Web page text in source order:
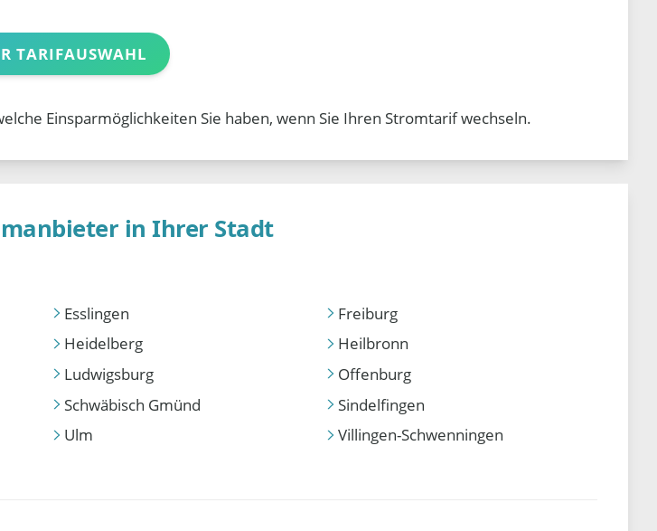
TARIFAUSWAHL
Einsparmöglichkeiten Sie haben, wenn Sie Ihren Stromtarif wechseln.
in Ihrer Stadt
Esslingen
Freiburg
Heidelberg
Heilbronn
Ludwigsburg
Offenburg
Schwäbisch Gmünd
Sindelfingen
Ulm
Villingen-Schwenningen